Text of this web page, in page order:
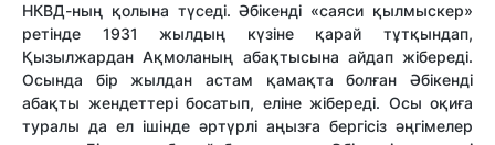
НКВД-ның қолына түседі. Әбікенді «саяси қылмыскер»
ретінде 1931 жылдың күзіне қарай тұтқындап,
Қызылжардан Ақмоланың абақтысына айдап жібереді.
Осында бір жылдан астам қамақта болған Әбікенді
абақты жендеттері босатып, еліне жібереді. Осы оқиға
туралы да ел ішінде әртүрлі аңызға бергісіз әңгімелер